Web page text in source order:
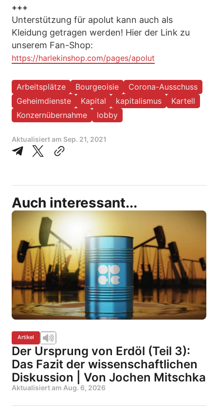
+++
Unterstützung für apolut kann auch als
Kleidung getragen werden! Hier der Link zu
unserem Fan-Shop:
https://harlekinshop.com/pages/apolut
Arbeitsplätze Bourgeoisie
Corona-Ausschuss
Geheimdienste
Kapital kapitalismus
Kartell
Konzernübernahme
lobby
Aktualisiert am Sep. 21, 2021
Auch interessant...
Artikel
Der Ursprung von Erdöl (Teil 3):
Das Fazit der wissenschaftlichen
Diskussion | Von Jochen Mitschka
Aktualisiert am Aug. 6, 2026